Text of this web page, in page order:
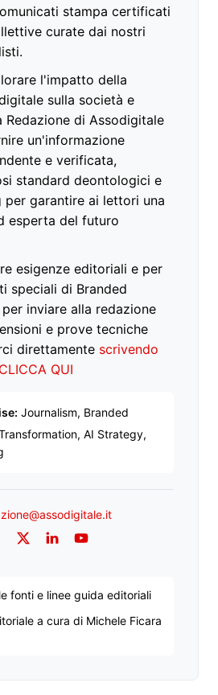
stampa certificati
curate dai nostri
l'impatto della
sulla società e
Redazione di Assodigitale
un'informazione
e verificata,
standard deontologici e
garantire ai lettori una
esperta del futuro
esigenze editoriali e per
speciali di Branded
inviare alla redazione
e prove tecniche
direttamente scrivendo
QUI
Journalism, Branded
AI Strategy,
TwitterLinkedInYouTube
fonti e linee guida editoriali
a cura di Michele Ficara